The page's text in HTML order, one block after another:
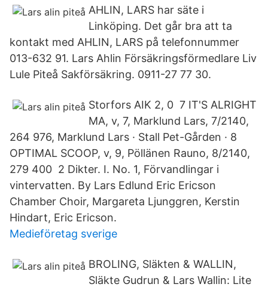
AHLIN, LARS har säte i
Linköping. Det går bra att ta
kontakt med AHLIN, LARS på telefonnummer
013-632 91. Lars Ahlin Försäkringsförmedlare Liv
Lule Piteå Sakförsäkring. 0911-27 77 30.
Storfors AIK 2, 0 7 IT'S ALRIGHT
MA, v, 7, Marklund Lars, 7/2140,
264 976, Marklund Lars · Stall Pet-Gården · 8
OPTIMAL SCOOP, v, 9, Pöllänen Rauno, 8/2140,
279 400 2 Dikter. I. No. 1, Förvandlingar i
vintervatten. By Lars Edlund Eric Ericson
Chamber Choir, Margareta Ljunggren, Kerstin
Hindart, Eric Ericson.
Medieföretag sverige
BROLING, Släkten & WALLIN,
Släkte Gudrun & Lars Wallin: Lite